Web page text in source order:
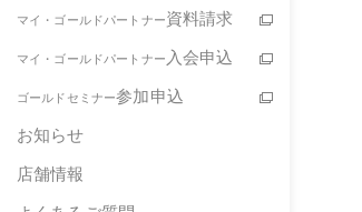
マイ・ゴールドパートナー資料請求
マイ・ゴールドパートナー 入会申込
ゴールドセミナー参加申込
お知らせ
店舗情報